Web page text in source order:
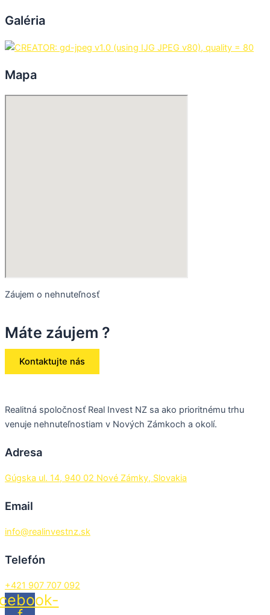
Galéria
Mapa
Záujem o nehnuteľnosť
Máte záujem ?
Kontaktujte nás
Realitná spoločnosť Real Invest NZ sa ako prioritnému trhu
venuje nehnuteľnostiam v Nových Zámkoch a okolí.
Adresa
Gúgska ul. 14, 940 02 Nové Zámky, Slovakia
Email
info@realinvestnz.sk
Telefón
+421 907 707 092